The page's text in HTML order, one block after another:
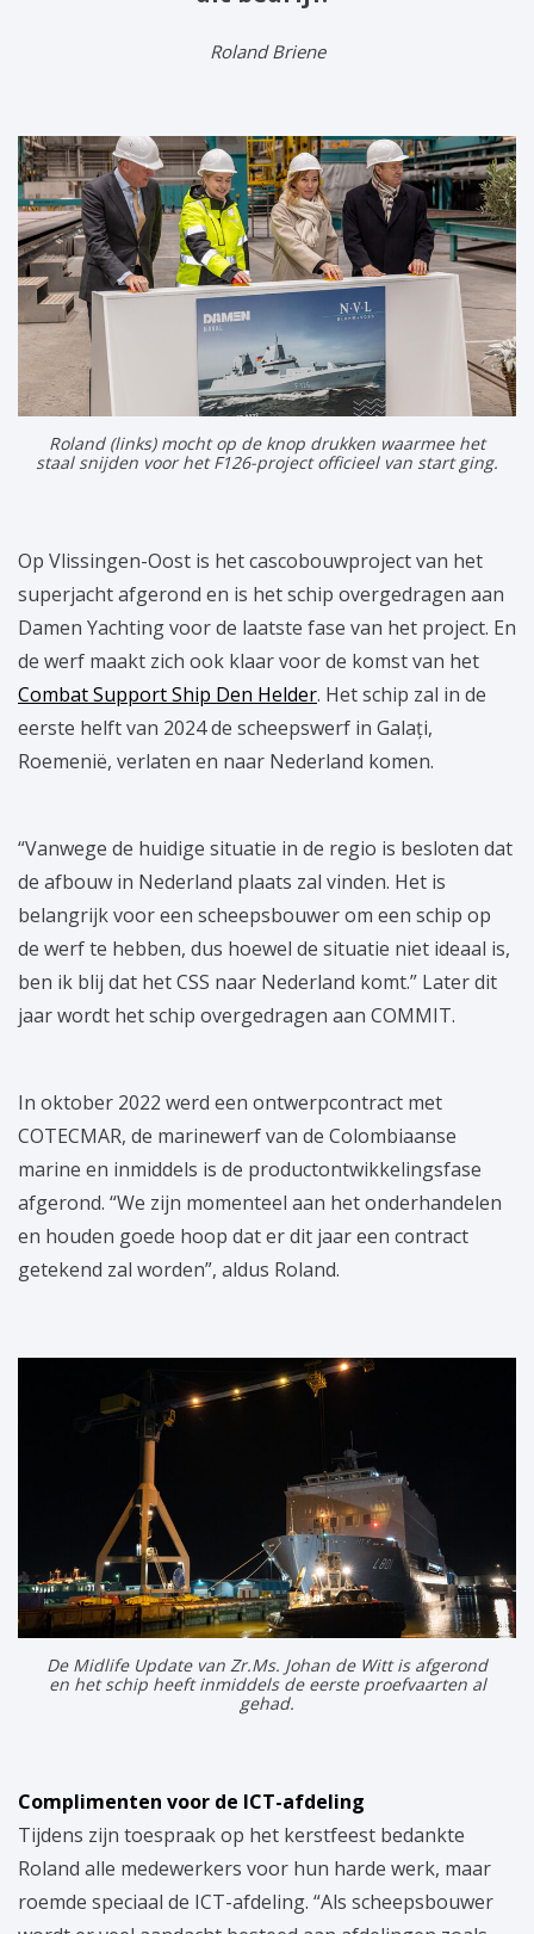
Roland Briene
Roland (links) mocht op de knop drukken waarmee het
staal snijden voor het F126-project officieel van start ging.
Op Vlissingen-Oost is het cascobouwproject van het
superjacht afgerond en is het schip overgedragen aan
Damen Yachting voor de laatste fase van het project. En
de werf maakt zich ook klaar voor de komst van het
Combat Support Ship Den Helder. Het schip zal in de
eerste helft van 2024 de scheepswerf in Galați,
Roemenië, verlaten en naar Nederland komen.
“Vanwege de huidige situatie in de regio is besloten dat
de afbouw in Nederland plaats zal vinden. Het is
belangrijk voor een scheepsbouwer om een schip op
de werf te hebben, dus hoewel de situatie niet ideaal is,
ben ik blij dat het CSS naar Nederland komt.” Later dit
jaar wordt het schip overgedragen aan COMMIT.
In oktober 2022 werd een ontwerpcontract met
COTECMAR, de marinewerf van de Colombiaanse
marine en inmiddels is de productontwikkelingsfase
afgerond. “We zijn momenteel aan het onderhandelen
en houden goede hoop dat er dit jaar een contract
getekend zal worden”, aldus Roland.
De Midlife Update van Zr.Ms. Johan de Witt is afgerond
en het schip heeft inmiddels de eerste proefvaarten al
gehad.
Complimenten voor de ICT-afdeling
Tijdens zijn toespraak op het kerstfeest bedankte
Roland alle medewerkers voor hun harde werk, maar
roemde speciaal de ICT-afdeling. “Als scheepsbouwer